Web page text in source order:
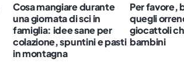
Cosa mangiare durante
una giornata di sci in
famiglia: idee sane per
colazione, spuntini e pasti
in montagna
Per favore,
quegli
giocattoli
bambini